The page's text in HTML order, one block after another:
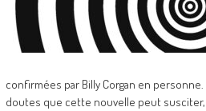
confirmées par Billy Corgan en
doutes que cette nouvelle peut